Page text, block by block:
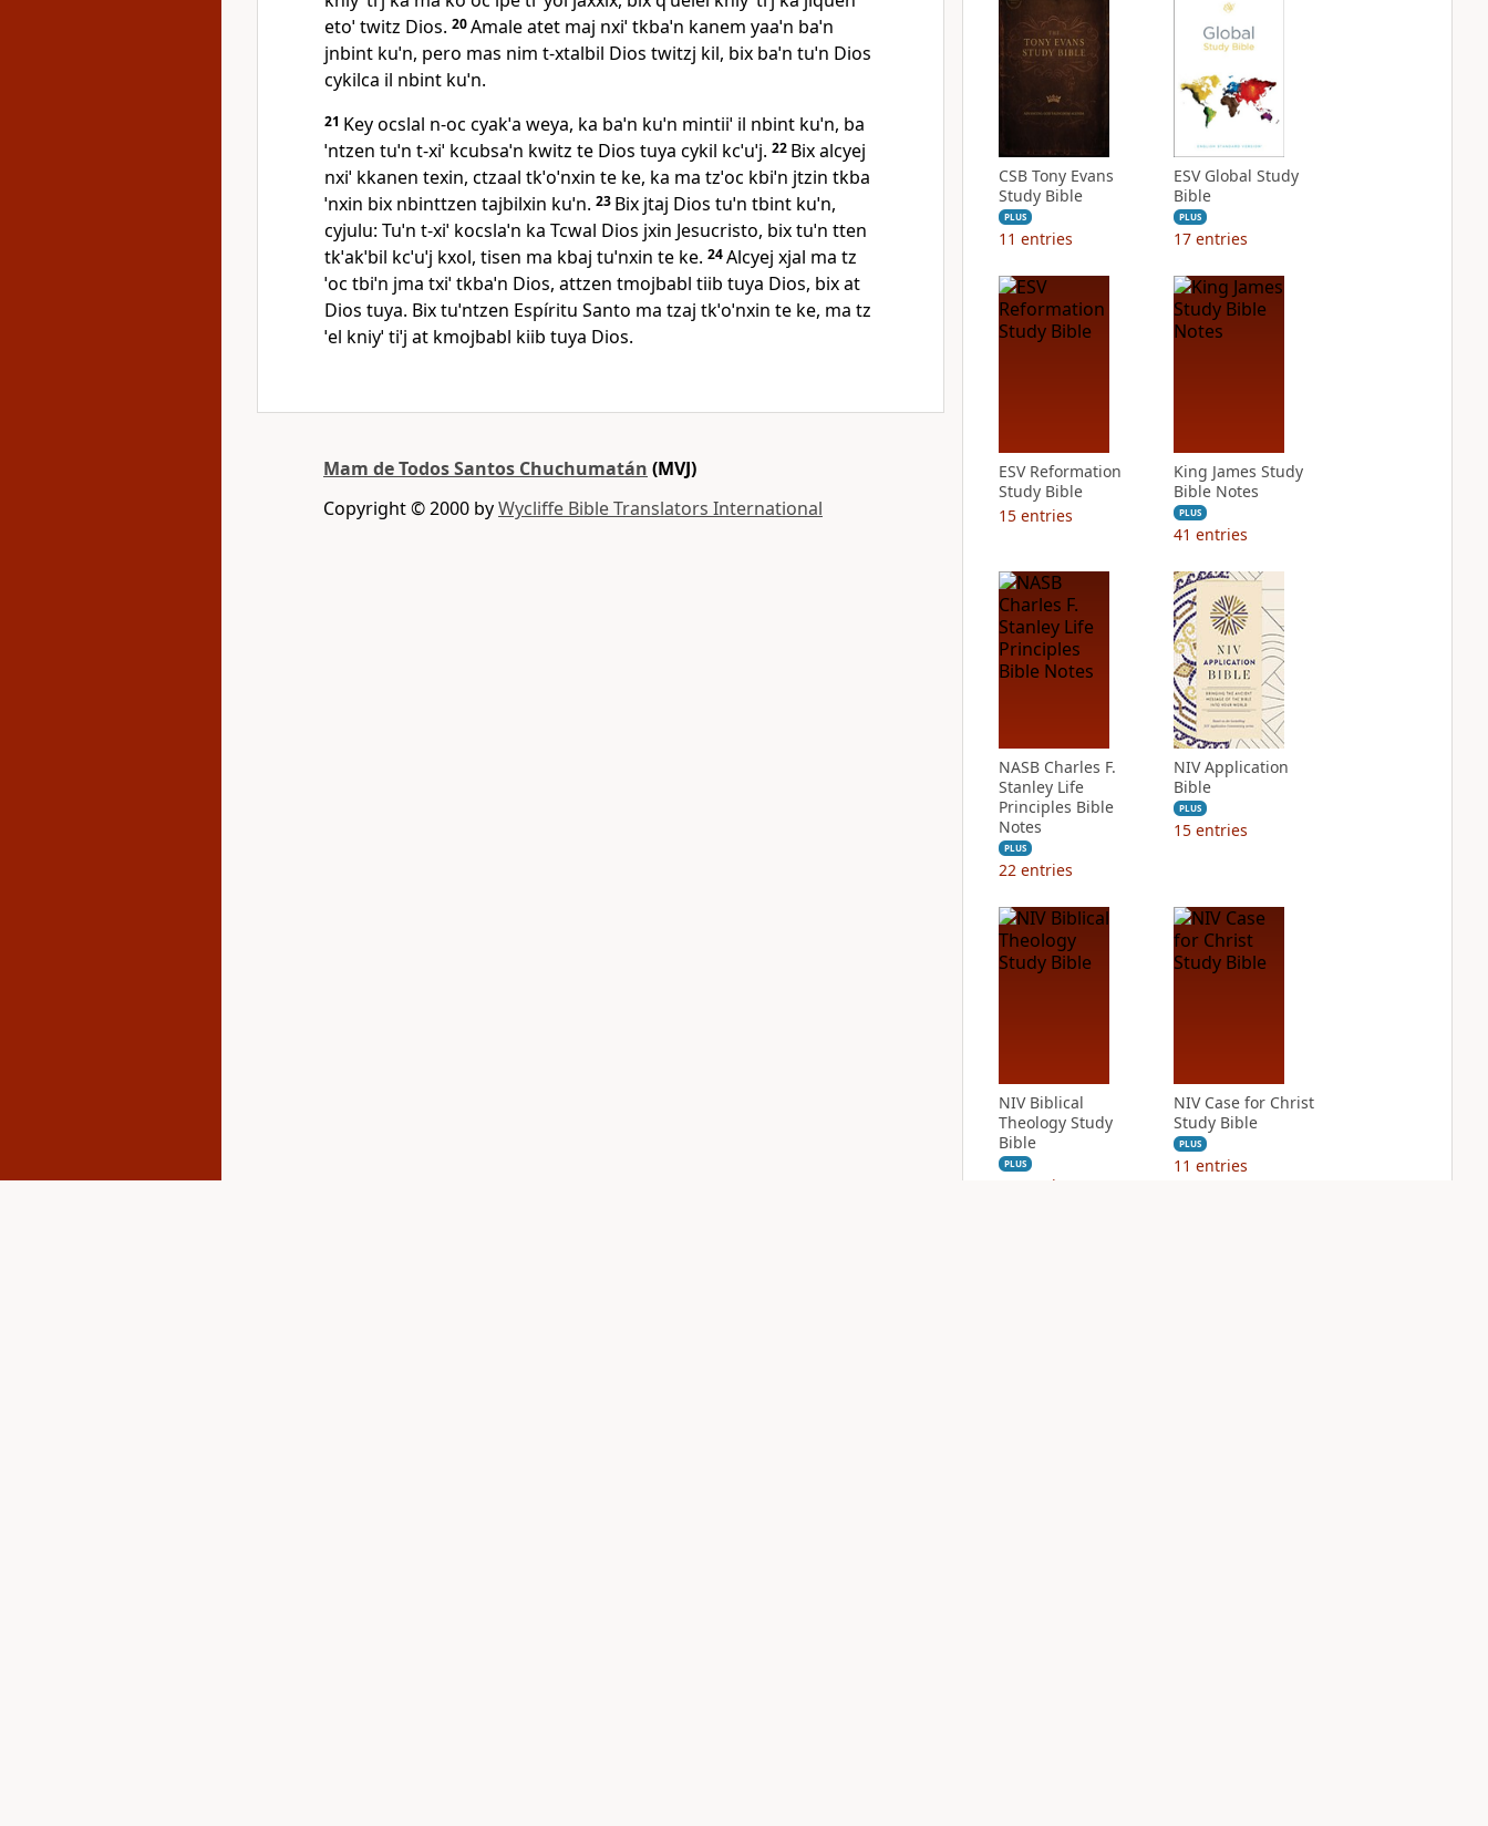
etoˈ twitz Dios. 20Amale atet maj nxiˈ tkbaˈn kanem yaaˈn baˈn
jnbint kuˈn, pero mas nim t‑xtalbil Dios twitzj kil, bix baˈn tuˈn Dios
cykilca il nbint kuˈn.
21 Key ocslal n‑oc cyakˈa weya, ka baˈn kuˈn mintiiˈ il nbint kuˈn, ba
ˈntzen tuˈn t‑xiˈ kcubsaˈn kwitz te Dios tuya cykil kcˈuˈj. 22 Bix alcyej
nxiˈ kkanen texin, ctzaal tkˈoˈnxin te ke, ka ma tzˈoc kbiˈn jtzin tkba
ˈnxin bix nbinttzen tajbilxin kuˈn. 23 Bix jtaj Dios tuˈn tbint kuˈn,
cyjulu: Tuˈn t‑xiˈ kocslaˈn ka Tcwal Dios jxin Jesucristo, bix tuˈn tten
tkˈakˈbil kcˈuˈj kxol, tisen ma kbaj tuˈnxin te ke. 24Alcyej xjal ma tz
ˈoc tbiˈn jma txiˈ tkbaˈn Dios, attzen tmojbabl tiib tuya Dios, bix at
Dios tuya. Bix tuˈntzen Espíritu Santo ma tzaj tkˈoˈnxin te ke, ma tz
ˈel kniyˈ tiˈj at kmojbabl kiib tuya Dios.
Mam de Todos Santos Chuchumatán (MVJ)
Copyright © 2000 byWycliffe Bible Translators International
CSB Tony Evans
Study Bible
PLUS
11 entries
ESV Global Study
Bible
PLUS
17 entries
ESV Reformation
Study Bible
15 entries
King James Study
Bible Notes
PLUS
41 entries
NASB Charles F.
Stanley Life
Principles Bible
Notes
PLUS
22 entries
NIV Application
Bible
PLUS
15 entries
NIV Biblical
Theology Study
Bible
PLUS
entries
NIV Case for Christ
Study Bible
PLUS
11 entries